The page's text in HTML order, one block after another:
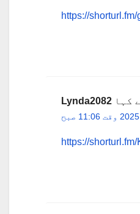
https://shorturl.fm/
Lynda2082
https://shorturl.fm/